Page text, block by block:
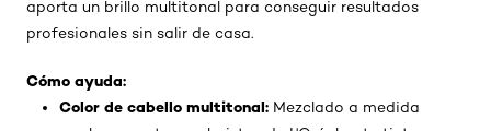
aporta un brillo multitonal para conseguir resultados
profesionales sin salir de casa.
Cómo ayuda:
Color de cabello multitonal: Mezclado a medida